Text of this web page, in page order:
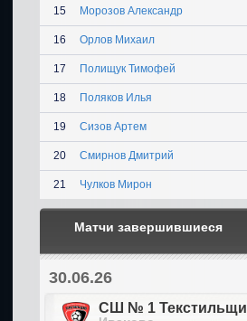
15 Морозов Александр
16 Орлов Михаил
17 Полищук Тимофей
18 Поляков Илья
19 Сизов Артем
20 Смирнов Дмитрий
21 Чулков Мирон
Матчи завершившиеся
30.06.26
СШ № 1